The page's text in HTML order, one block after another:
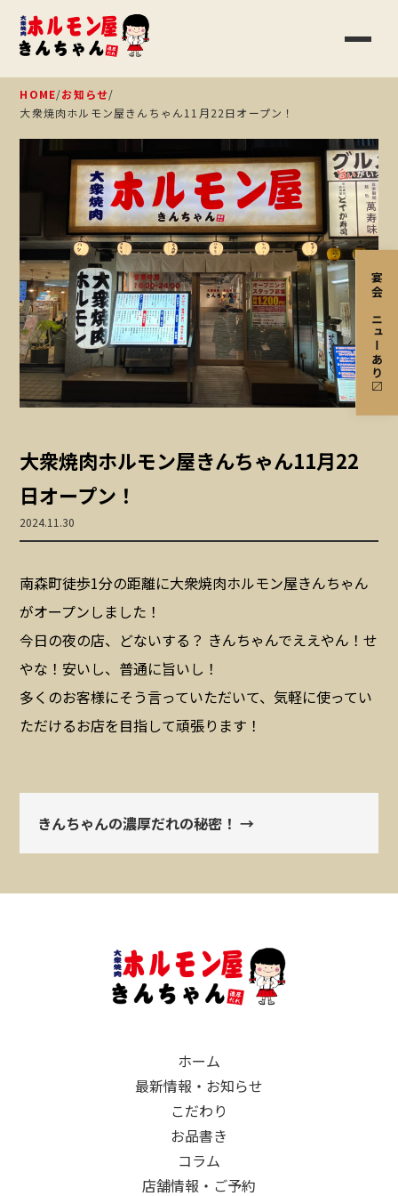
宴会メニューあり〼
HOME/お知らせ/
大衆焼肉ホルモン屋きんちゃん11月22日オープン！
大衆焼肉ホルモン屋きんちゃん11月22
日オープン！
2024.11.30
南森町徒歩1分の距離に大衆焼肉ホルモン屋きんちゃん
がオープンしました！
今日の夜の店、どないする？ きんちゃんでええやん！せ
やな！安いし、普通に旨いし！
多くのお客様にそう言っていただいて、気軽に使ってい
ただけるお店を目指して頑張ります！
きんちゃんの濃厚だれの秘密！ →
ホーム
最新情報・お知らせ
こだわり
お品書き
コラム
店舗情報・ご予約